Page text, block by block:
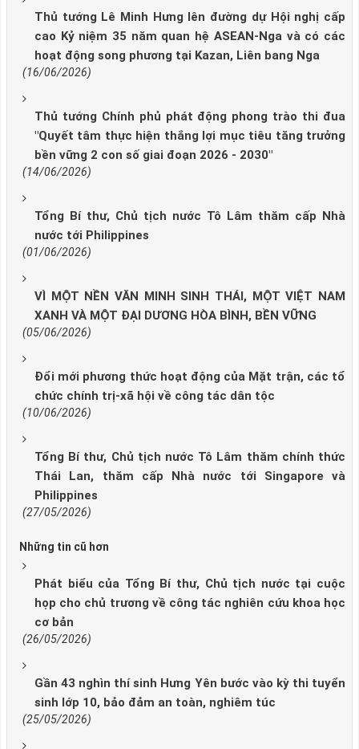
Thủ tướng Lê Minh Hưng lên đường dự Hội nghị cấp
cao Kỷ niệm 35 năm quan hệ ASEAN-Nga và có các
hoạt động song phương tại Kazan, Liên bang Nga
(16/06/2026)
Thủ tướng Chính phủ phát động phong trào thi đua
"Quyết tâm thực hiện thắng lợi mục tiêu tăng trưởng
bền vững 2 con số giai đoạn 2026 - 2030"
(14/06/2026)
Tổng Bí thư, Chủ tịch nước Tô Lâm thăm cấp Nhà
nước tới Philippines
(01/06/2026)
VÌ MỘT NỀN VĂN MINH SINH THÁI, MỘT VIỆT NAM
XANH VÀ MỘT ĐẠI DƯƠNG HÒA BÌNH, BỀN VỮNG
(05/06/2026)
Đổi mới phương thức hoạt động của Mặt trận, các tổ
chức chính trị-xã hội về công tác dân tộc
(10/06/2026)
Tổng Bí thư, Chủ tịch nước Tô Lâm thăm chính thức
Thái Lan, thăm cấp Nhà nước tới Singapore và
Philippines
(27/05/2026)
Những tin cũ hơn
Phát biểu của Tổng Bí thư, Chủ tịch nước tại cuộc
họp cho chủ trương về công tác nghiên cứu khoa học
cơ bản
(26/05/2026)
Gần 43 nghìn thí sinh Hưng Yên bước vào kỳ thi tuyển
sinh lớp 10, bảo đảm an toàn, nghiêm túc
(25/05/2026)